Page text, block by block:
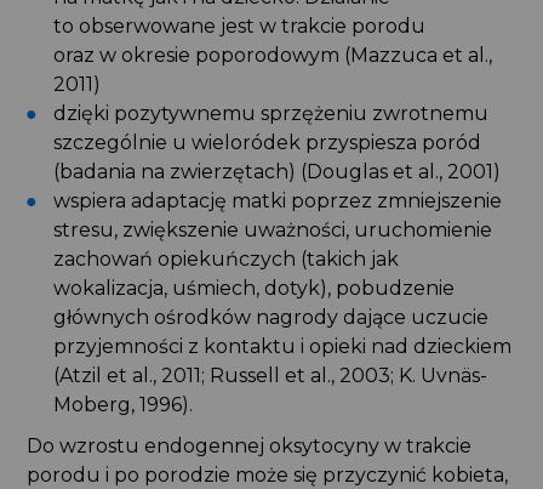
to obserwowane jest w trakcie porodu
oraz w okresie poporodowym (Mazzuca et al.,
2011)
dzięki pozytywnemu sprzężeniu zwrotnemu
szczególnie u wieloródek przyspiesza poród
(badania na zwierzętach) (Douglas et al., 2001)
wspiera adaptację matki poprzez zmniejszenie
stresu, zwiększenie uważności, uruchomienie
zachowań opiekuńczych (takich jak
wokalizacja, uśmiech, dotyk), pobudzenie
głównych ośrodków nagrody dające uczucie
przyjemności z kontaktu i opieki nad dzieckiem
(Atzil et al., 2011; Russell et al., 2003; K. Uvnäs-
Moberg, 1996).
Do wzrostu endogennej oksytocyny w trakcie
porodu i po porodzie może się przyczynić kobieta,